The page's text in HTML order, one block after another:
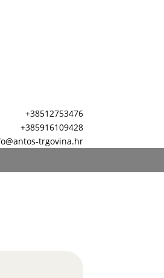
+38512753476
+385916109428
trgovina.hr